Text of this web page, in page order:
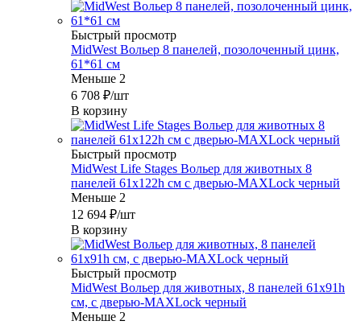
Быстрый просмотр
MidWest Вольер 8 панелей, позолоченный цинк,
61*61 см
Меньше 2
6 708 ₽/шт
В корзину
Быстрый просмотр
MidWest Life Stages Вольер для животных 8
панелей 61х122h см с дверью-MAXLock черный
Меньше 2
12 694 ₽/шт
В корзину
Быстрый просмотр
MidWest Вольер для животных, 8 панелей 61х91h
см, с дверью-MAXLock черный
Меньше 2